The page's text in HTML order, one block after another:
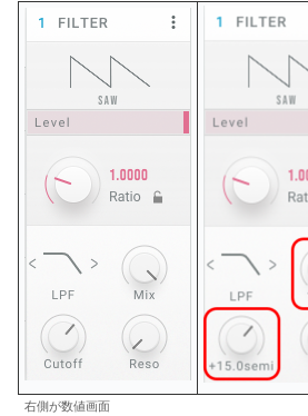
右側が数値画面